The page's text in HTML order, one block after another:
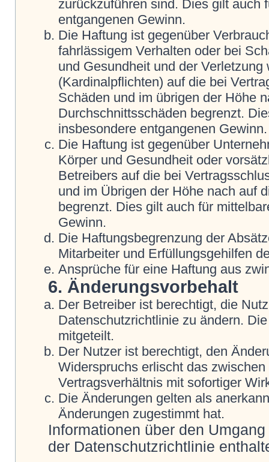
zurückzuführen sind. Dies gilt auch
entgangenen Gewinn.
Die Haftung ist gegenüber
fahrlässigem Verhalten oder bei
und Gesundheit und der
(Kardinalpflichten) auf die bei
Schäden und im übrigen der Höhe
Durchschnittsschäden begrenzt.
insbesondere entgangenen Gewinn.
Die Haftung ist gegenüber
Körper und Gesundheit oder
Betreibers auf die bei
und im Übrigen der Höhe nach auf
begrenzt. Dies gilt auch für
Gewinn.
Die Haftungsbegrenzung der
Mitarbeiter und Erfüllungsgehilfen
Ansprüche für eine Haftung aus
6. Änderungsvorbehalt
Der Betreiber ist berechtigt, die
Datenschutzrichtlinie zu ändern.
mitgeteilt.
Der Nutzer ist berechtigt, den
Widerspruchs erlischt das
Vertragsverhältnis mit sofortiger
Die Änderungen gelten als
Änderungen zugestimmt hat.
Informationen über den
der Datenschutzrichtlinie